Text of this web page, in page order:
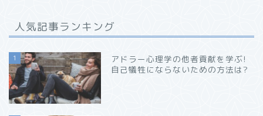
人気記事ランキング
1
アドラー心理学の他者貢献を学ぶ!
自己犠牲にならないための方法は?